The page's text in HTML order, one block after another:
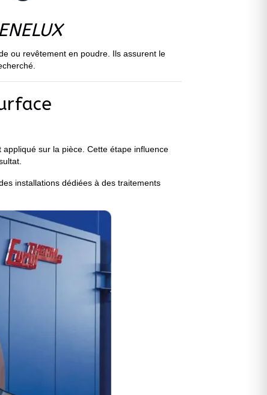
ou revêtement en poudre. Ils assurent le
sur la pièce. Cette étape influence
installations dédiées à des traitements